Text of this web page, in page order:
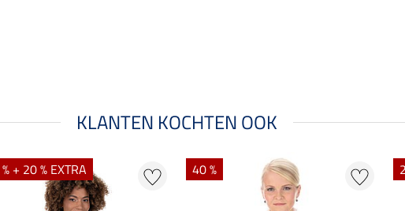
KLANTEN KOCHTEN OOK
+ 20 % EXTRA 40 %